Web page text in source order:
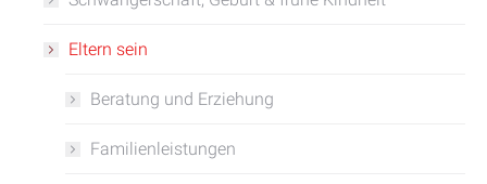
Eltern sein
Beratung und Erziehung
Familienleistungen